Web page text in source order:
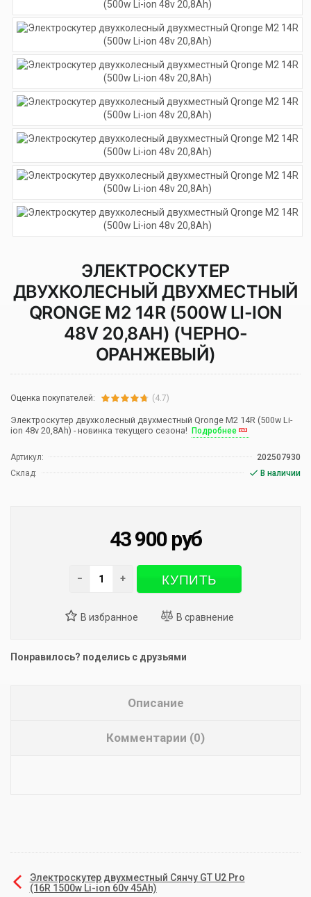
ЭЛЕКТРОСКУТЕР
ДВУХКОЛЕСНЫЙ ДВУХМЕСТНЫЙ
QRONGE M2 14R (500W LI-ION
48V 20,8AH) (ЧЕРНО-
ОРАНЖЕВЫЙ)
Оценка покупателей: (4.7)
Электроскутер двухколесный двухместный Qronge M2 14R (500w Li-
ion 48v 20,8Ah) - новинка текущего сезона! Подробнее
Артикул:
202507930
Склад:
В наличии
43 900 руб
− + КУПИТЬ
Понравилось? поделись с друзьями
Описание
Комментарии (0)
Электроскутер двухместный Сянчу GT U2 Pro
(16R 1500w Li-ion 60v 45Ah)